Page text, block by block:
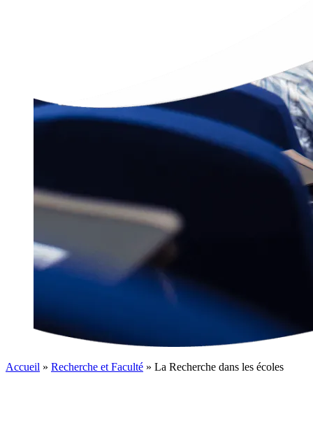
Accueil » Recherche et Faculté » La Recherche dans les écoles